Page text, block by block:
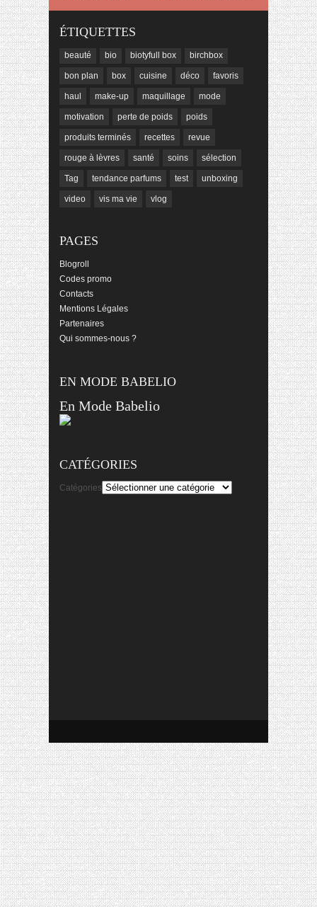
ÉTIQUETTES
beauté bio biotyfull box birchbox
bon plan box cuisine déco favoris
haul make-up maquillage mode
motivation perte de poids poids
produits terminés recettes revue
rouge à lèvres santé soins sélection
Tag tendance parfums test unboxing
video vis ma vie vlog
PAGES
Blogroll
Codes promo
Contacts
Mentions Légales
Partenaires
Qui sommes-nous ?
EN MODE BABELIO
En Mode Babelio
CATÉGORIES
Catégories